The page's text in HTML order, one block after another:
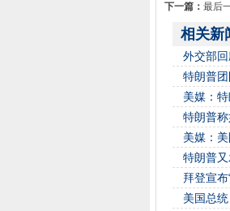
下一篇： 最后
相关新
外交部
特朗普
美媒：
特朗普
美媒：
特朗普
拜登宣
美国总